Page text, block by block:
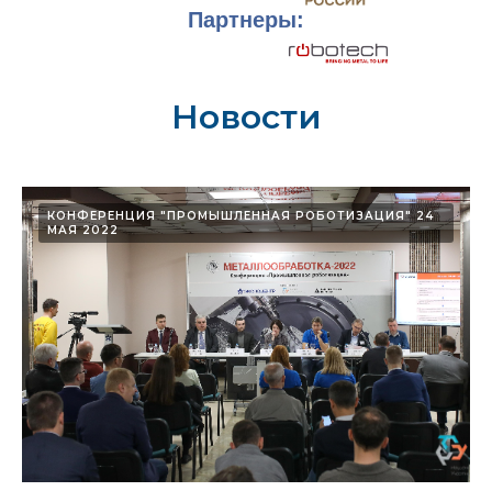
Партнеры:
Новости
КОНФЕРЕНЦИЯ "ПРОМЫШЛЕННАЯ РОБОТИЗАЦИЯ" 24
МАЯ 2022